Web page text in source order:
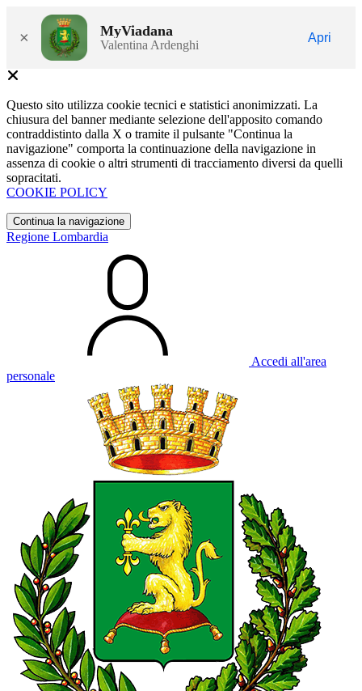
× MyViadana
Valentina Ardenghi
Apri
Questo sito utilizza cookie tecnici e statistici anonimizzati. La
chiusura del banner mediante selezione dell'apposito comando
contraddistinto dalla X o tramite il pulsante "Continua la
navigazione" comporta la continuazione della navigazione in
assenza di cookie o altri strumenti di tracciamento diversi da quelli
sopracitati.
COOKIE POLICY
Continua la navigazione
Regione Lombardia
Accedi all'area
personale